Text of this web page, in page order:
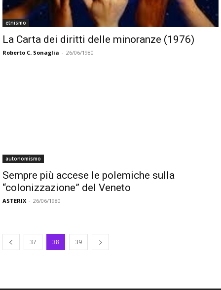
etnismo
La Carta dei diritti delle minoranze (1976)
Roberto C. Sonaglia - 26/06/1980
autonomismo
Sempre più accese le polemiche sulla
“colonizzazione” del Veneto
ASTERIX - 26/06/1980
37 38 39